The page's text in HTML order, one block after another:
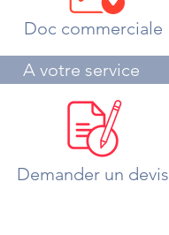
Doc commerciale
A votre service
Demander un devis